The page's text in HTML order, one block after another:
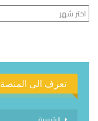
الأرشيف
تعرف الى المنصة